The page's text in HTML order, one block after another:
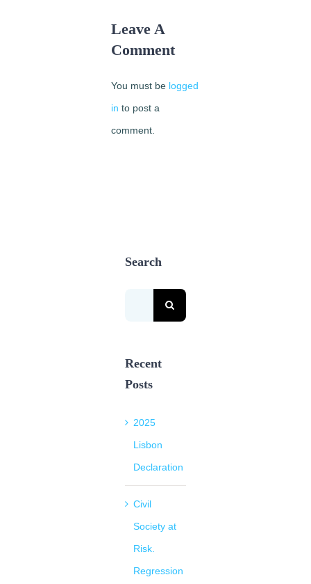
Leave A
Comment
You must be logged
in to post a
comment.
Search
Recent
Posts
2025
Lisbon
Declaration
Civil
Society at
Risk.
Regression